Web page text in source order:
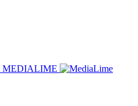
MEDIALIME